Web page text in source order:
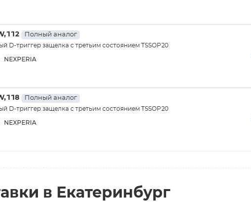
Полный аналог
D-триггер защелка с третьим состоянием TSSOP20
NEXPERIA
Полный аналог
D-триггер защелка с третьим состоянием TSSOP20
NEXPERIA
в Екатеринбург